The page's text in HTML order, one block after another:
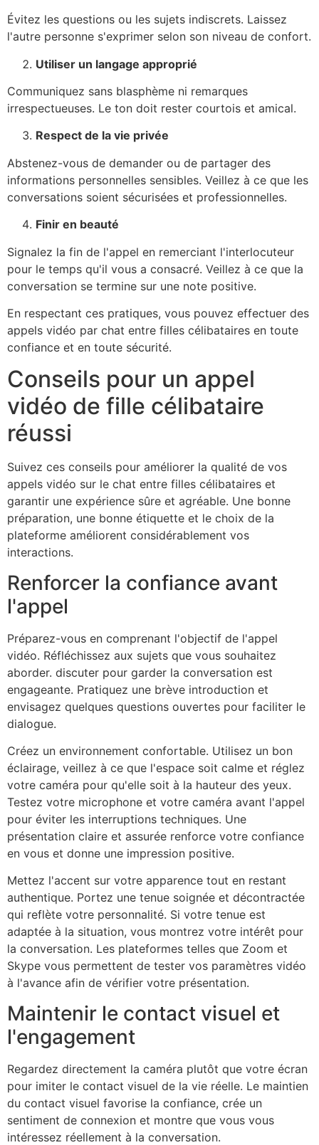
Évitez les questions ou les sujets indiscrets. Laissez
l'autre personne s'exprimer selon son niveau de confort.
Utiliser un langage approprié
Communiquez sans blasphème ni remarques
irrespectueuses. Le ton doit rester courtois et amical.
Respect de la vie privée
Abstenez-vous de demander ou de partager des
informations personnelles sensibles. Veillez à ce que les
conversations soient sécurisées et professionnelles.
Finir en beauté
Signalez la fin de l'appel en remerciant l'interlocuteur
pour le temps qu'il vous a consacré. Veillez à ce que la
conversation se termine sur une note positive.
En respectant ces pratiques, vous pouvez effectuer des
appels vidéo par chat entre filles célibataires en toute
confiance et en toute sécurité.
Conseils pour un appel
vidéo de fille célibataire
réussi
Suivez ces conseils pour améliorer la qualité de vos
appels vidéo sur le chat entre filles célibataires et
garantir une expérience sûre et agréable. Une bonne
préparation, une bonne étiquette et le choix de la
plateforme améliorent considérablement vos
interactions.
Renforcer la confiance avant
l'appel
Préparez-vous en comprenant l'objectif de l'appel
vidéo. Réfléchissez aux sujets que vous souhaitez
aborder. discuter pour garder la conversation est
engageante. Pratiquez une brève introduction et
envisagez quelques questions ouvertes pour faciliter le
dialogue.
Créez un environnement confortable. Utilisez un bon
éclairage, veillez à ce que l'espace soit calme et réglez
votre caméra pour qu'elle soit à la hauteur des yeux.
Testez votre microphone et votre caméra avant l'appel
pour éviter les interruptions techniques. Une
présentation claire et assurée renforce votre confiance
en vous et donne une impression positive.
Mettez l'accent sur votre apparence tout en restant
authentique. Portez une tenue soignée et décontractée
qui reflète votre personnalité. Si votre tenue est
adaptée à la situation, vous montrez votre intérêt pour
la conversation. Les plateformes telles que Zoom et
Skype vous permettent de tester vos paramètres vidéo
à l'avance afin de vérifier votre présentation.
Maintenir le contact visuel et
l'engagement
Regardez directement la caméra plutôt que votre écran
pour imiter le contact visuel de la vie réelle. Le maintien
du contact visuel favorise la confiance, crée un
sentiment de connexion et montre que vous vous
intéressez réellement à la conversation.